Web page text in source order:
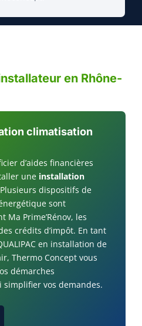
en Rhône-
climatisation
d’aides financières
une installation
dispositifs de
sont
Prime’Rénov, les
crédits d’impôt. En tant
en installation de
Thermo Concept vous
démarches
vos demandes.